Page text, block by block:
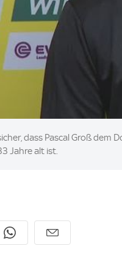
dass Pascal Groß
Jahre alt ist.